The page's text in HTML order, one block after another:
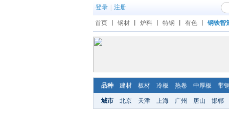
登录 注册
首页 钢材 炉料 特钢 有色 钢铁智
品种 建材 板材 冷板 热卷 中厚板 带钢
城市 北京 天津 上海 广州 唐山 邯郸